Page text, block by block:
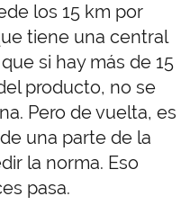
los 15 km por
tiene una central
si hay más de 15
producto, no se
Pero de vuelta, es
una parte de la
la norma. Eso
pasa.